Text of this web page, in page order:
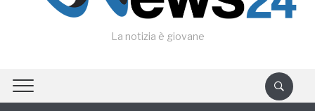
La notizia è giovane